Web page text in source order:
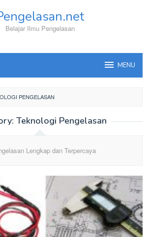
Belajar Ilmu Pengelasan
MENU
PENGELASAN
Teknologi Pengelasan
Lengkap dan Terpercaya